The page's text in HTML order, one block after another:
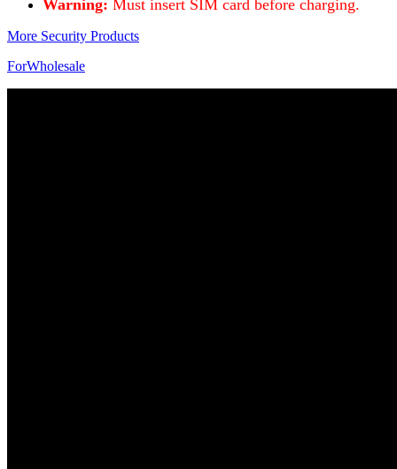
Warning: Must insert SIM card before charging.
More Security Products
ForWholesale